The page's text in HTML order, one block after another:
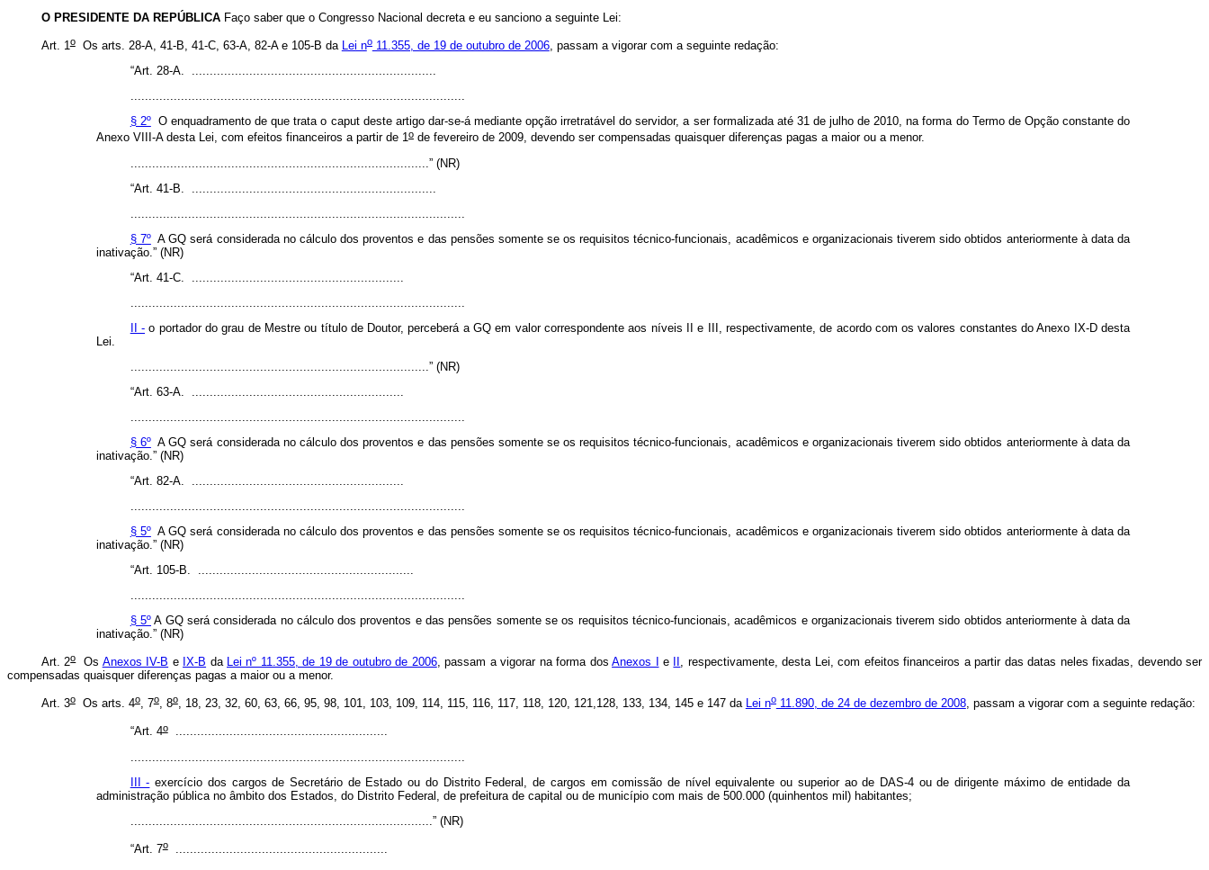
O PRESIDENTE DA REPÚBLICA Faço saber que o Congresso Nacional decreta e eu sanciono a seguinte Lei:
Art. 1oOs arts. 28-A, 41-B, 41-C, 63-A, 82-A e 105-B da Lei no11.355, de 19 de outubro de 2006, passam a vigorar com a seguinte redação:
“Art. 28-A. ....................................................................
.............................................................................................
§ 2ºO enquadramento de que trata o caputdeste artigo dar-se-á mediante opção irretratável do servidor, a ser formalizada até 31 de julho de 2010, na forma do Termo de Opção constante do
Anexo VIII-A desta Lei, com efeitos financeiros a partir de 1ode fevereiro de 2009, devendo ser compensadas quaisquer diferenças pagas a maior ou a menor.
...................................................................................” (NR)
“Art. 41-B. ....................................................................
§ 7ºA GQ será considerada no cálculo dos proventos e das pensões somente se os requisitos técnico-funcionais, acadêmicos e organizacionais tiverem sido obtidos anteriormente à data da
inativação.” (NR)
“Art. 41-C. ...........................................................
II - o portador do grau de Mestre ou título de Doutor, perceberá a GQ em valor correspondente aos níveis II e III, respectivamente, de acordo com os valores constantes do Anexo IX-D desta
Lei.
...................................................................................” (NR)
“Art. 63-A. ...........................................................
§ 6ºA GQ será considerada no cálculo dos proventos e das pensões somente se os requisitos técnico-funcionais, acadêmicos e organizacionais tiverem sido obtidos anteriormente à data da
inativação.” (NR)
“Art. 82-A. ...........................................................
§ 5ºA GQ será considerada no cálculo dos proventos e das pensões somente se os requisitos técnico-funcionais, acadêmicos e organizacionais tiverem sido obtidos anteriormente à data da
inativação.” (NR)
“Art. 105-B. ............................................................
§ 5º A GQ será considerada no cálculo dos proventos e das pensões somente se os requisitos técnico-funcionais, acadêmicos e organizacionais tiverem sido obtidos anteriormente à data da
inativação.” (NR)
Art. 2oOs Anexos IV-B e IX-B da Lei nº 11.355, de 19 de outubro de 2006, passam a vigorar na forma dosAnexos I e
, respectivamente, desta Lei, com efeitos financeiros a partir das datas neles fixadas, devendo ser
compensadas quaisquer diferenças pagas a maior ou a menor.
Art. 3oOs arts. 4o, 7o, 8o, 18, 23, 32, 60, 63, 66, 95, 98, 101, 103, 109, 114, 115, 116, 117, 118, 120, 121,128, 133, 134, 145 e 147 da Lei no11.890, de 24 de dezembro de 2008, passam a vigorar com a seguinte redação:
“Art. 4o...........................................................
III - exercício dos cargos de Secretário de Estado ou do Distrito Federal, de cargos em comissão de nível equivalente ou superior ao de DAS-4 ou de dirigente máximo de entidade da
administração pública no âmbito dos Estados, do Distrito Federal, de prefeitura de capital ou de município com mais de 500.000 (quinhentos mil) habitantes;
....................................................................................” (NR)
“Art. 7o...........................................................